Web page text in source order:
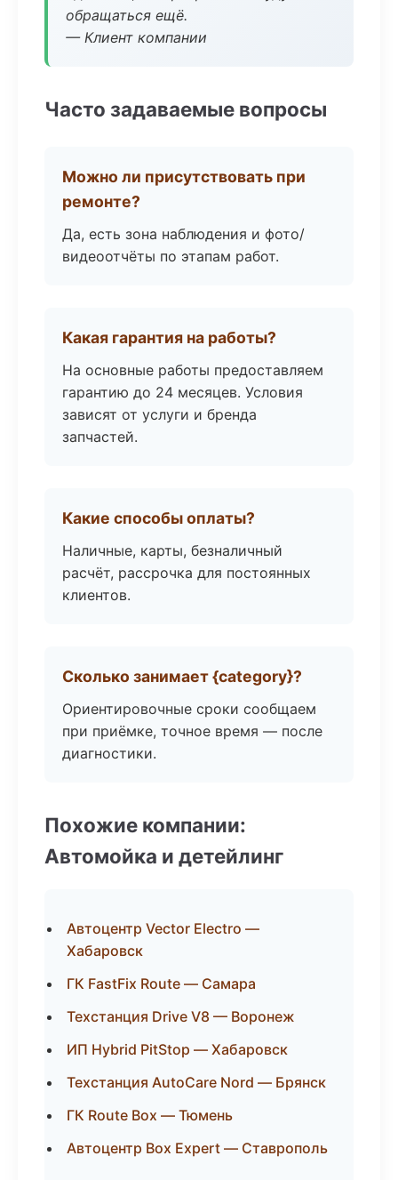
обращаться ещё.
— Клиент компании
Часто задаваемые вопросы
Можно ли присутствовать при
ремонте?
Да, есть зона наблюдения и фото/
видеоотчёты по этапам работ.
Какая гарантия на работы?
На основные работы предоставляем
гарантию до 24 месяцев. Условия
зависят от услуги и бренда
запчастей.
Какие способы оплаты?
Наличные, карты, безналичный
расчёт, рассрочка для постоянных
клиентов.
Сколько занимает {category}?
Ориентировочные сроки сообщаем
при приёмке, точное время — после
диагностики.
Похожие компании:
Автомойка и детейлинг
Автоцентр Vector Electro —
Хабаровск
ГК FastFix Route — Самара
Техстанция Drive V8 — Воронеж
ИП Hybrid PitStop — Хабаровск
Техстанция AutoCare Nord — Брянск
ГК Route Box — Тюмень
Автоцентр Box Expert — Ставрополь